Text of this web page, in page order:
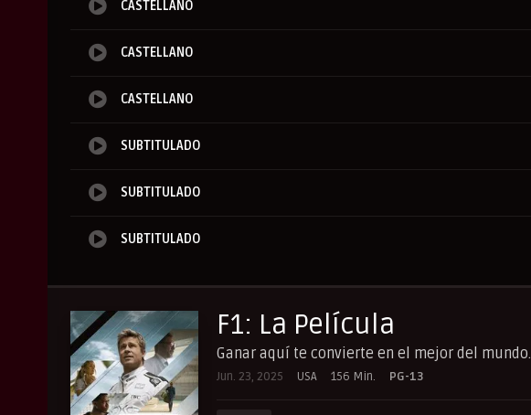
CASTELLANO
CASTELLANO
CASTELLANO
SUBTITULADO
SUBTITULADO
SUBTITULADO
F1: La Película
Ganar aquí te convierte en el mejor del mundo.
Jun. 23, 2025 USA 156 Min. PG-13